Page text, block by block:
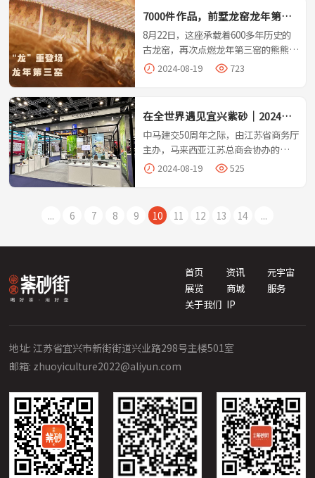
智能大赛组委会与江苏省宜兴市人民政
府携手主办，于2024年8月24日至26
日，在风景秀丽的宜兴市窑湖小镇开
展。江苏卓易文化发展有限公司，作为
本次活动的鼎力赞助者，以其深厚的文
如火如荼，科技精英们竞相展示着前沿
的机器人技术和研究成果，也吸引了众
多业界精英的积极参与共同探讨技术创
新与产业升级的新路径。
7000件作品，前墅龙窑龙年第三
窑即将开启
8月22日，这座承载着600多年历史的
古龙窑，再次点燃龙年第三窑的熊熊火
焰。前墅龙窑，作为我国仅存的明代活
龙窑被列为“全国重点文物保护单
位”，龙窑烧制技艺荣获江苏省非物质
文化遗产，它不断吸引着紫砂爱好者和
文化学者的目光。本次烧窑约有7000
件作品将在龙窑的熊熊烈火中接受洗
2024-08-19 723
在全世界遇见宜兴紫砂｜2024江
苏服贸展（马来西亚站）圆满落
幕
中马建交50周年之际，由江苏省商务厅
主办，马来西亚江苏总商会协办的
2024年江苏国际服务贸易展览会（马
经济联系，为企业出海提供了机遇。在
这场汇聚全球服务贸易精英的璀璨舞台
引领了紫砂艺术的新风尚。
2024-08-19 525
... 6 7 8 9 10 11 12 13 14 ...
首页 资讯
元宇宙
展览
商城
服务
关于我们 IP
地址: 江苏省宜兴市新街街道兴业路298号主楼501室
邮箱: zhuoyiculture2022@aliyun.com